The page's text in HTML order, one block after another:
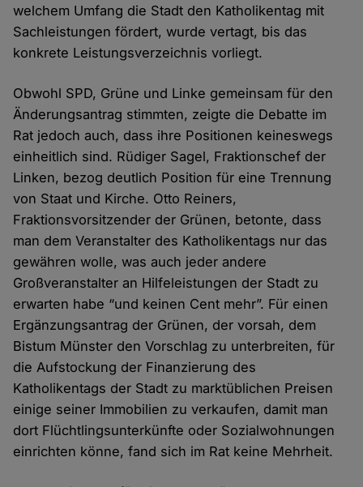
welchem Umfang die Stadt den Katholikentag mit
Sachleistungen fördert, wurde vertagt, bis das
konkrete Leistungsverzeichnis vorliegt.
Obwohl SPD, Grüne und Linke gemeinsam für den
Änderungsantrag stimmten, zeigte die Debatte im
Rat jedoch auch, dass ihre Positionen keineswegs
einheitlich sind. Rüdiger Sagel, Fraktionschef der
Linken, bezog deutlich Position für eine Trennung
von Staat und Kirche. Otto Reiners,
Fraktionsvorsitzender der Grünen, betonte, dass
man dem Veranstalter des Katholikentags nur das
gewähren wolle, was auch jeder andere
Großveranstalter an Hilfeleistungen der Stadt zu
erwarten habe “und keinen Cent mehr”. Für einen
Ergänzungsantrag der Grünen, der vorsah, dem
Bistum Münster den Vorschlag zu unterbreiten, für
die Aufstockung der Finanzierung des
Katholikentags der Stadt zu marktüblichen Preisen
einige seiner Immobilien zu verkaufen, damit man
dort Flüchtlingsunterkünfte oder Sozialwohnungen
einrichten könne, fand sich im Rat keine Mehrheit.